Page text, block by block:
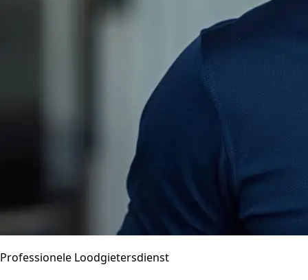
Professionele Loodgietersdienst